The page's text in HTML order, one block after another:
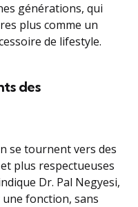
générations, qui
plus comme un
de lifestyle.
des
se tournent vers des
plus respectueuses
Dr. Pal Negyesi,
fonction, sans